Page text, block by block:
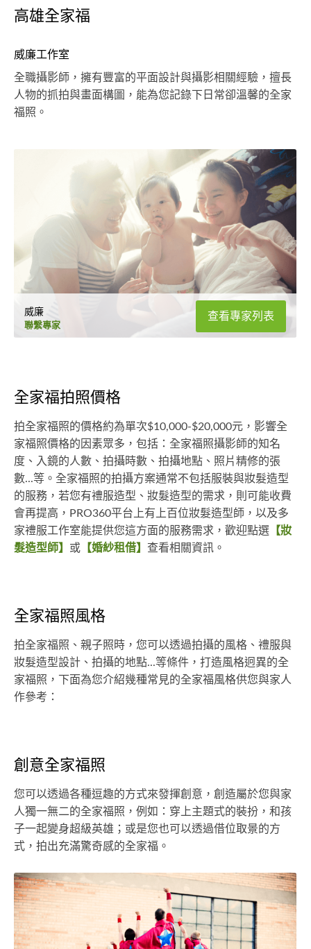
高雄全家福
威廉工作室
全職攝影師，擁有豐富的平面設計與攝影相關經驗，擅長
人物的抓拍與畫面構圖，能為您記錄下日常卻溫馨的全家
福照。
威廉
聯繫專家
查看專家列表
全家福拍照價格
拍全家福照的價格約為單次$10,000-$20,000元，影響全
家福照價格的因素眾多，包括：全家福照攝影師的知名
度、入鏡的人數、拍攝時數、拍攝地點、照片精修的張
數...等。全家福照的拍攝方案通常不包括服裝與妝髮造型
的服務，若您有禮服造型、妝髮造型的需求，則可能收費
會再提高，PRO360平台上有上百位妝髮造型師，以及多
家禮服工作室能提供您這方面的服務需求，歡迎點選 【妝
髮造型師】 或 【婚紗租借】 查看相關資訊。
全家福照風格
拍全家福照、親子照時，您可以透過拍攝的風格、禮服與
妝髮造型設計、拍攝的地點...等條件，打造風格迥異的全
家福照，下面為您介紹幾種常見的全家福風格供您與家人
作參考：
創意全家福照
您可以透過各種逗趣的方式來發揮創意，創造屬於您與家
人獨一無二的全家福照，例如：穿上主題式的裝扮，和孩
子一起變身超級英雄；或是您也可以透過借位取景的方
式，拍出充滿驚奇感的全家福。